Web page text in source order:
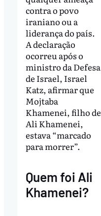
contra o povo
iraniano ou a
liderança do país.
A declaração
ocorreu após o
ministro da Defesa
de Israel, Israel
Katz, afirmar que
Mojtaba
Khamenei, filho de
Ali Khamenei,
estava “marcado
para morrer”.
Quem foi Ali
Khamenei?